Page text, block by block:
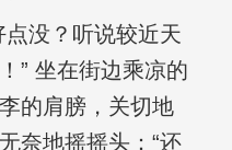
者康复。
没？听说较近天
” 坐在街边乘凉的
的肩膀，关切地
奈地摇摇头：“还